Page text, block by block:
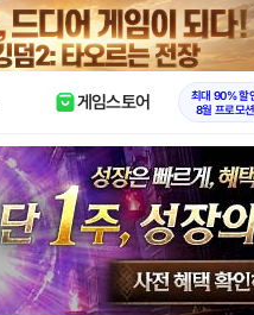
X
게임스토어
최대 90% 할
8월 프로모션